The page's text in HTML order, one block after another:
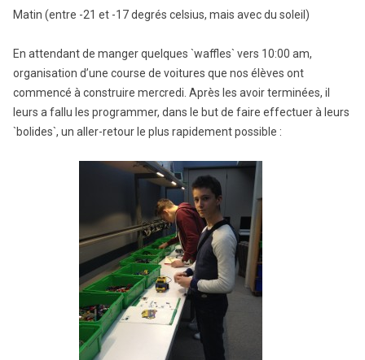
Matin (entre -21 et -17 degrés celsius, mais avec du soleil)
En attendant de manger quelques `waffles` vers 10:00 am,
organisation d’une course de voitures que nos élèves ont
commencé à construire mercredi. Après les avoir terminées, il
leurs a fallu les programmer, dans le but de faire effectuer à leurs
`bolides`, un aller-retour le plus rapidement possible :